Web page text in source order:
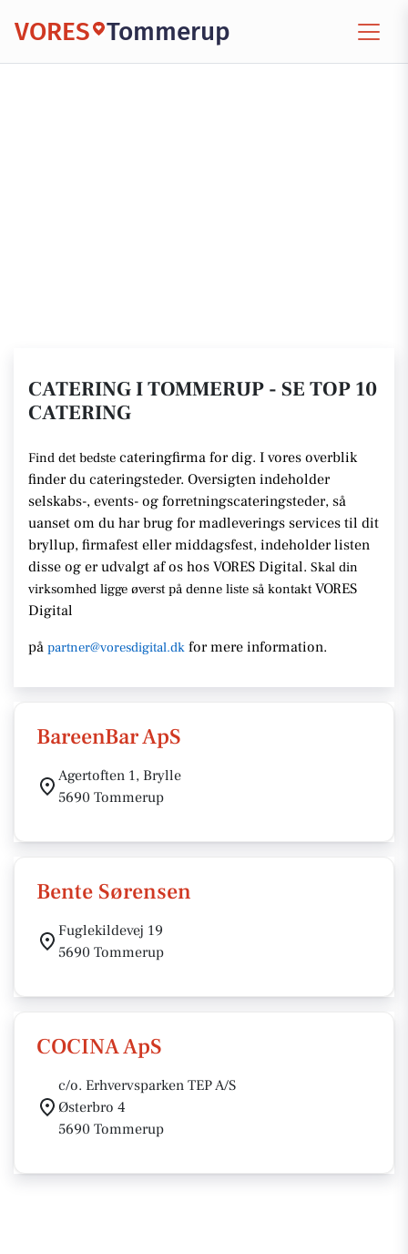
VORES Tommerup
CATERING I TOMMERUP - SE TOP 10
CATERING
Find det bedste cateringfirma for dig. I vores overblik
finder du cateringsteder. Oversigten indeholder
selskabs-, events- og forretningscateringsteder, så
uanset om du har brug for madleverings services til dit
bryllup, firmafest eller middagsfest, indeholder listen
disse og er udvalgt af os hos VORES Digital. Skal din
virksomhed ligge øverst på denne liste så kontakt VORES
Digital
på partner@voresdigital.dk for mere information.
BareenBar ApS
Agertoften 1, Brylle
5690 Tommerup
Bente Sørensen
Fuglekildevej 19
5690 Tommerup
COCINA ApS
c/o. Erhvervsparken TEP A/S
Østerbro 4
5690 Tommerup